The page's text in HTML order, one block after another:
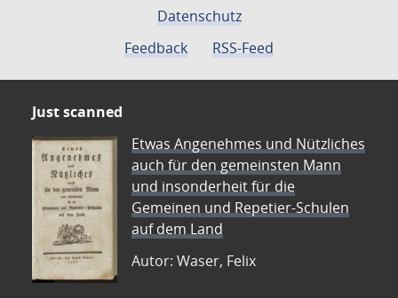
Datenschutz
Feedback
RSS-Feed
Just scanned
Etwas Angenehmes und Nützliches
auch für den gemeinsten Mann
und insonderheit für die
Gemeinen und Repetier-Schulen
auf dem Land
Autor: Waser, Felix